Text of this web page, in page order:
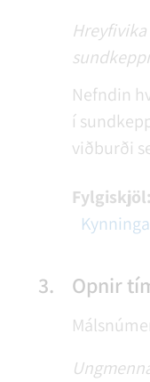
Nefndin
í
viðburði
Fylgiskjöl:
3. Opnir